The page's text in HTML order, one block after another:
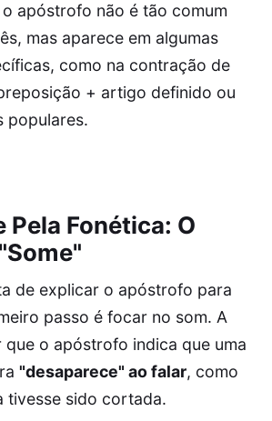
apóstrofo não é tão comum
mas aparece em algumas
como na contração de
+ artigo definido ou
populares.
Pela Fonética: O
de explicar o apóstrofo para
passo é focar no som. A
que o apóstrofo indica que uma
"desaparece" ao falar, como
tivesse sido cortada.